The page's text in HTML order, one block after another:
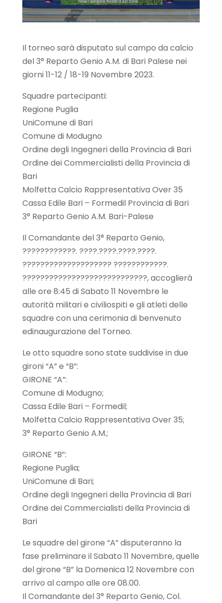
Il torneo sarà disputato sul campo da calcio
del 3° Reparto Genio A.M. di Bari Palese nei
giorni 11-12 / 18-19 Novembre 2023.
Squadre partecipanti:
Regione Puglia
UniComune di Bari
Comune di Modugno
Ordine degli Ingegneri della Provincia di Bari
Ordine dei Commercialisti della Provincia di
Bari
Molfetta Calcio Rappresentativa Over 35
Cassa Edile Bari – Formedil Provincia di Bari
3° Reparto Genio A.M. Bari-Palese
Il Comandante del 3° Reparto Genio,
????????????. ????.????.????.????.
???????????????????? ????????????.
????????????????????????????, accoglierà
alle ore 8:45 di Sabato 11 Novembre le
autorità militari e civiliospiti e gli atleti delle
squadre con una cerimonia di benvenuto
edinaugurazione del Torneo.
Le otto squadre sono state suddivise in due
gironi “A” e “B”:
GIRONE “A”:
Comune di Modugno;
Cassa Edile Bari – Formedil;
Molfetta Calcio Rappresentativa Over 35;
3° Reparto Genio A.M.;
GIRONE “B”:
Regione Puglia;
UniComune di Bari;
Ordine degli Ingegneri della Provincia di Bari
Ordine dei Commercialisti della Provincia di
Bari
Le squadre del girone “A” disputeranno la
fase preliminare il Sabato 11 Novembre, quelle
del girone “B” la Domenica 12 Novembre con
arrivo al campo alle ore 08.00.
Il Comandante del 3° Reparto Genio, Col.